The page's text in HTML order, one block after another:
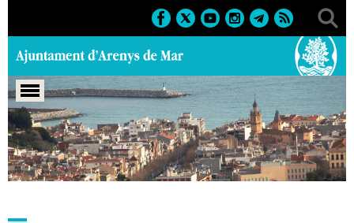
Portada > Agenda > 19-09-
2009 > Marcs > Culturals > 2009 > Altres activitats '09